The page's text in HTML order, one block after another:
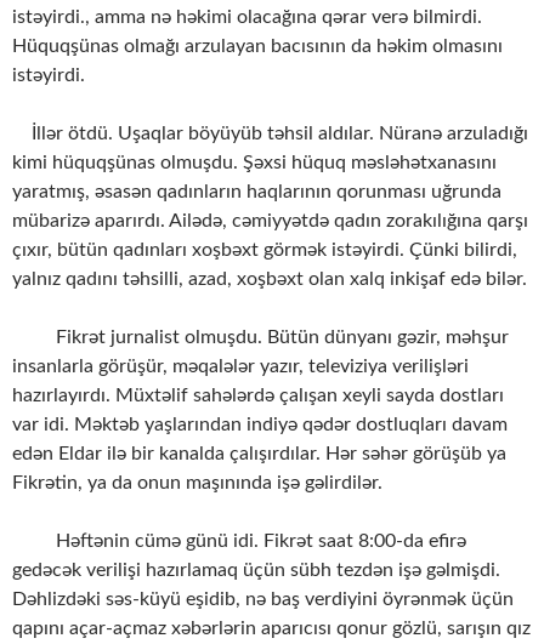
istəyirdi., amma nə həkimi olacağına qərar verə bilmirdi.
Hüquqşünas olmağı arzulayan bacısının da həkim olmasını
istəyirdi.
İllər ötdü. Uşaqlar böyüyüb təhsil aldılar. Nüranə arzuladığı
kimi hüquqşünas olmuşdu. Şəxsi hüquq məsləhətxanasını
yaratmış, əsasən qadınların haqlarının qorunması uğrunda
mübarizə aparırdı. Ailədə, cəmiyyətdə qadın zorakılığına qarşı
çıxır, bütün qadınları xoşbəxt görmək istəyirdi. Çünki bilirdi,
yalnız qadını təhsilli, azad, xoşbəxt olan xalq inkişaf edə bilər.
Fikrət jurnalist olmuşdu. Bütün dünyanı gəzir, məhşur
insanlarla görüşür, məqalələr yazır, televiziya verilişləri
hazırlayırdı. Müxtəlif sahələrdə çalışan xeyli sayda dostları
var idi. Məktəb yaşlarından indiyə qədər dostluqları davam
edən Eldar ilə bir kanalda çalışırdılar. Hər səhər görüşüb ya
Fikrətin, ya da onun maşınında işə gəlirdilər.
Həftənin cümə günü idi. Fikrət saat 8:00-da efirə
gedəcək verilişi hazırlamaq üçün sübh tezdən işə gəlmişdi.
Dəhlizdəki səs-küyü eşidib, nə baş verdiyini öyrənmək üçün
qapını açar-açmaz xəbərlərin aparıcısı qonur gözlü, sarışın qız